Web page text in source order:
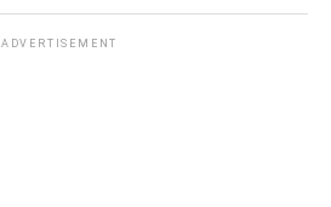
ADVERTISEMENT